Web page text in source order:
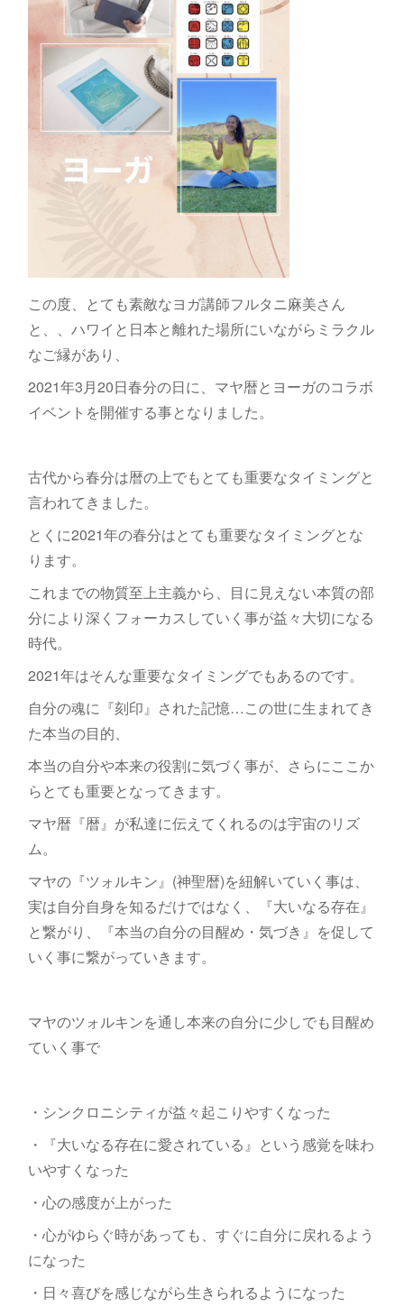
この度、とても素敵なヨガ講師フルタニ麻美さん
と、、ハワイと日本と離れた場所にいながらミラクル
なご縁があり、
2021年3月20日春分の日に、マヤ暦とヨーガのコラボ
イベントを開催する事となりました。
古代から春分は暦の上でもとても重要なタイミングと
言われてきました。
とくに2021年の春分はとても重要なタイミングとな
ります。
これまでの物質至上主義から、目に見えない本質の部
分により深くフォーカスしていく事が益々大切になる
時代。
2021年はそんな重要なタイミングでもあるのです。
自分の魂に『刻印』された記憶…この世に生まれてき
た本当の目的、
本当の自分や本来の役割に気づく事が、さらにここか
らとても重要となってきます。
マヤ暦『暦』が私達に伝えてくれるのは宇宙のリズ
ム。
マヤの『ツォルキン』(神聖暦)を紐解いていく事は、
実は自分自身を知るだけではなく、『大いなる存在』
と繋がり、『本当の自分の目醒め・気づき』を促して
いく事に繋がっていきます。
マヤのツォルキンを通し本来の自分に少しでも目醒め
ていく事で
・シンクロニシティが益々起こりやすくなった
・『大いなる存在に愛されている』という感覚を味わ
いやすくなった
・心の感度が上がった
・心がゆらぐ時があっても、すぐに自分に戻れるよう
になった
・日々喜びを感じながら生きられるようになった